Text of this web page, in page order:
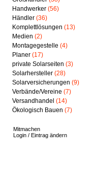
Handwerker (56)
Händler (36)
Komplettlösungen (13)
Medien (2)
Montagegestelle (4)
Planer (17)
private Solarseiten (3)
Solarhersteller (28)
Solarversicherungen (9)
Verbände/Vereine (7)
Versandhandel (14)
Ökologisch Bauen (7)
Mitmachen
Login / Eintrag ändern